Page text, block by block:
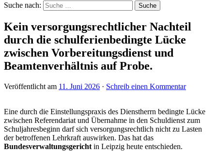
Suche nach:
Kein versorgungsrechtlicher Nachteil
durch die schulferienbedingte Lücke
zwischen Vorbereitungsdienst und
Beamtenverhältnis auf Probe.
Veröffentlicht am 11. Juni 2026 · Schreib einen Kommentar
Eine durch die Einstellungspraxis des Dienstherrn bedingte Lücke
zwischen Referendariat und Übernahme in den Schuldienst zum
Schuljahresbeginn darf sich versorgungsrechtlich nicht zu Lasten
der betroffenen Lehrkraft auswirken. Das hat das
Bundesverwaltungsgericht in Leipzig heute entschieden.